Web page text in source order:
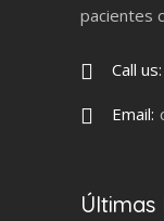
pacientes
Call us:
Email:
Últimas